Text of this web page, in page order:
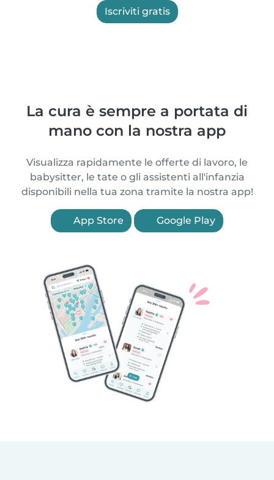
Iscriviti gratis
La cura è sempre a portata di
mano con la nostra app
Visualizza rapidamente le offerte di lavoro, le
babysitter, le tate o gli assistenti all'infanzia
disponibili nella tua zona tramite la nostra app!
App Store Google Play